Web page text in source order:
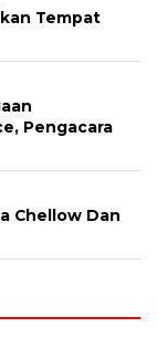
Tempat
Pengacara
Chellow Dan